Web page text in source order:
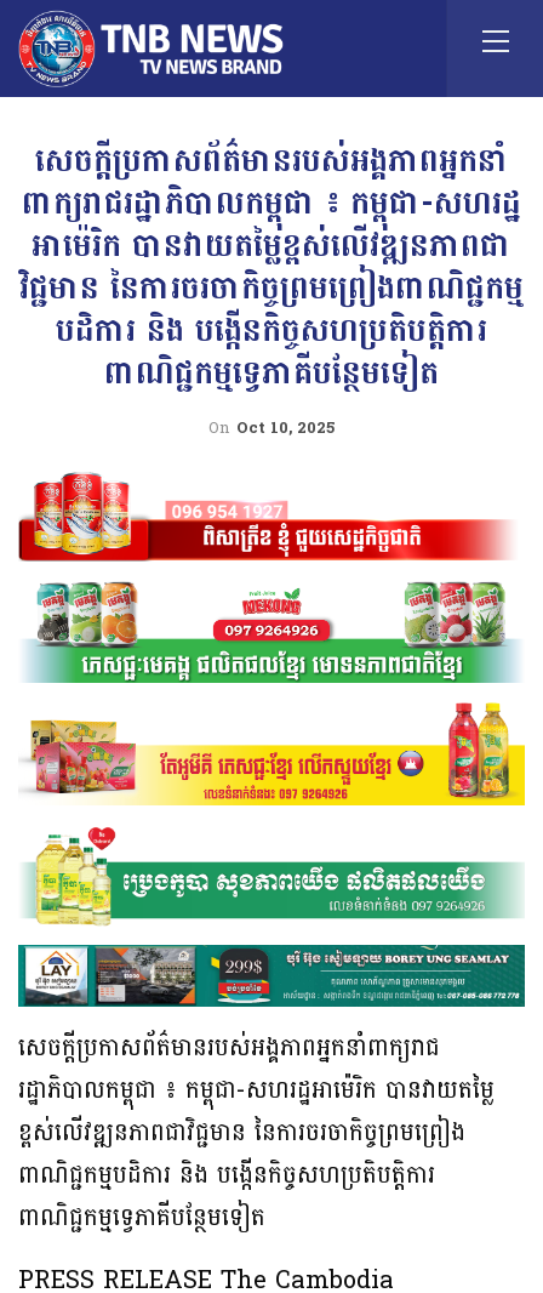
សេចក្តីប្រកាសព័ត៌មានរបស់អង្គភាពអ្នកនាំ
ពាក្យរាជរដ្ឋាភិបាលកម្ពុជា ៖ កម្ពុជា-សហរដ្ឋ
អាម៉េរិក បានវាយតម្លៃខ្ពស់លើវឌ្ឍនភាពជា
វិជ្ជមាន នៃការចរចាកិច្ចព្រមព្រៀងពាណិជ្ជកម្ម
បដិការ និង បង្កើនកិច្ចសហប្រតិបត្តិការ
ពាណិជ្ជកម្មទ្វេភាគីបន្ថែមទៀត
On Oct 10, 2025
សេចក្តីប្រកាសព័ត៌មានរបស់អង្គភាពអ្នកនាំពាក្យរាជ
រដ្ឋាភិបាលកម្ពុជា ៖ កម្ពុជា-សហរដ្ឋអាម៉េរិក បានវាយតម្លៃ
ខ្ពស់លើវឌ្ឍនភាពជាវិជ្ជមាន នៃការចរចាកិច្ចព្រមព្រៀង
ពាណិជ្ជកម្មបដិការ និង បង្កើនកិច្ចសហប្រតិបត្តិការ
ពាណិជ្ជកម្មទ្វេភាគីបន្ថែមទៀត
PRESS RELEASE The Cambodia